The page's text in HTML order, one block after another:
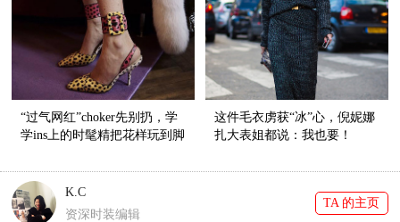
“过气网红”choker先别扔，学
学ins上的时髦精把花样玩到脚
这件毛衣虏获“冰”心，倪妮娜
扎大表姐都说：我也要！
K.C
资深时装编辑
TA 的主页